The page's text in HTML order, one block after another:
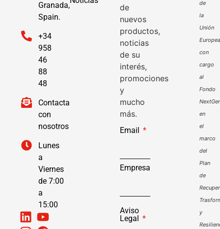
Granada,
Spain.
+34
958
46
88
48
Contacta
con
nosotros
Lunes
a
Viernes
de 7:00
a
15:00
de
nuevos
productos,
noticias
de su
interés,
promociones
y
mucho
más.
Email
Empresa
Aviso
Legal
de
la
Unión
Europea
con
cargo
al
Fondo
en
el
marco
del
Plan
de
y